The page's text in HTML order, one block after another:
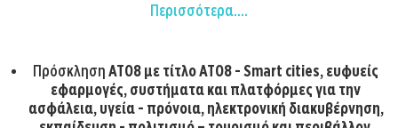
Περισσότερα....
ΠρόσκλησηΑΤ08 με τίτλοΑΤ08 - Smart cities, ευφυείς
εφαρμογές, συστήματα και πλατφόρμες για την
ασφάλεια, υγεία - πρόνοια, ηλεκτρονική διακυβέρνηση,